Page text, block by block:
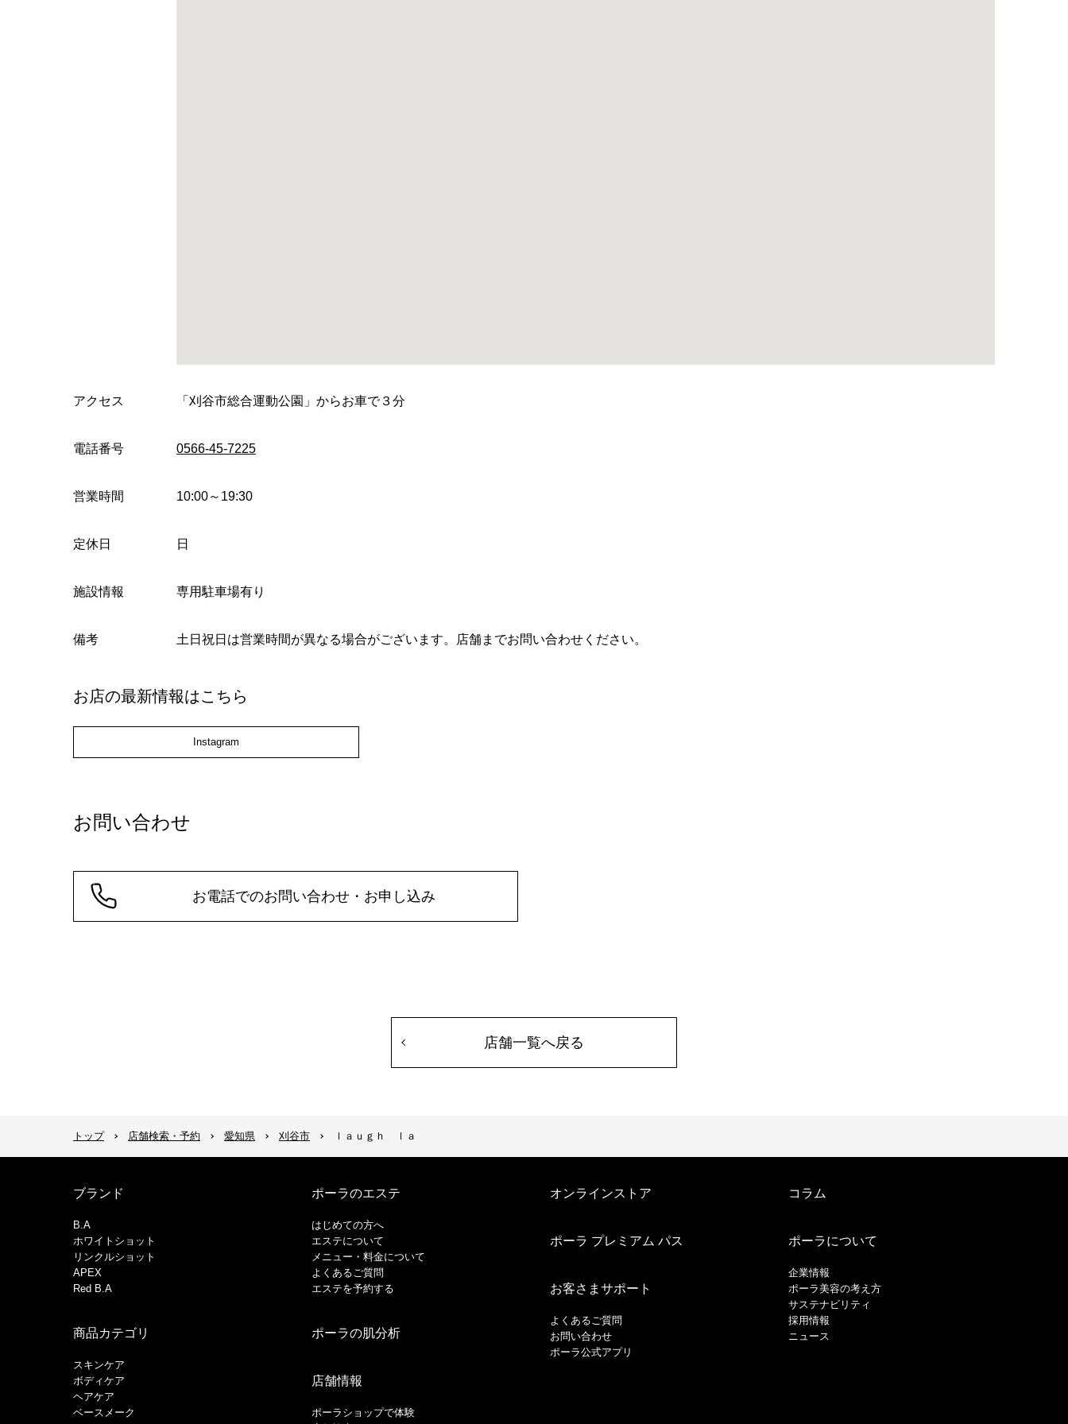
アクセス 「刈谷市総合運動公園」からお車で３分
電話番号 0566-45-7225
営業時間 10:00～19:30
定休日 日
施設情報 専用駐車場有り
備考 土日祝日は営業時間が異なる場合がございます。店舗までお問い合わせください。
お店の最新情報はこちら
Instagram
お問い合わせ
お電話でのお問い合わせ・お申し込み
店舗一覧へ戻る
トップ 店舗検索・予約 愛知県 刈谷市 ｌａｕｇｈ ｌａ
ブランド
B.A
ホワイトショット
リンクルショット
APEX
Red B.A
商品カテゴリ
スキンケア
ボディケア
ヘアケア
​ベースメーク​
ポーラのエステ
はじめての方へ
エステについて
メニュー・料金について
よくあるご質問
エステを予約する
ポーラの肌分析
店舗情報
ポーラショップで体験
オンラインストア
ポーラ プレミアム パス
お客さまサポート
よくあるご質問
お問い合わせ
ポーラ公式アプリ
コラム
ポーラについて
企業情報
ポーラ美容の考え方
サステナビリティ
採用情報
ニュース